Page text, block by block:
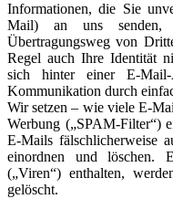
Informationen, die Sie
Mail) an uns senden,
Übertragungsweg von
Regel auch Ihre Identität
sich hinter einer E-Mail-
Kommunikation durch
Wir setzen – wie viele E-
Werbung („SPAM-Filter“)
E-Mails fälschlicherweise
einordnen und löschen.
(„Viren“) enthalten,
gelöscht.